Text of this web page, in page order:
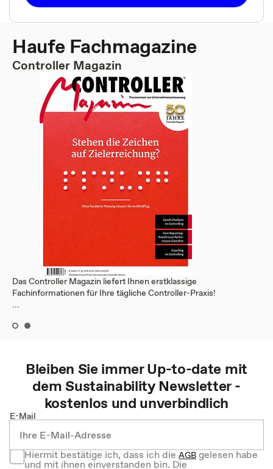
Haufe Fachmagazine
Controller Magazin
Das Controller Magazin liefert Ihnen erstklassige
Fachinformationen für Ihre tägliche Controller-Praxis!
...
Bleiben Sie immer Up-to-date mit
demSustainability Newsletter -
kostenlos und unverbindlich
E-Mail
Hiermit bestätige ich, dass ich dieAGBgelesen habe
und mit ihnen einverstanden bin. Die